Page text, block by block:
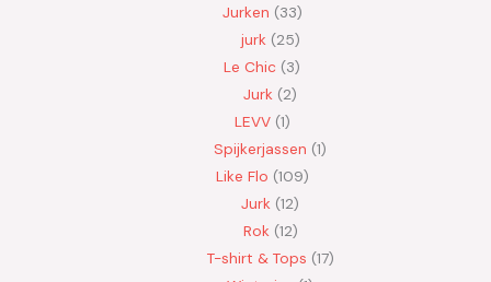
Jurken 33
jurk 25
Le Chic 3
Jurk 2
LEVV 1
Spijkerjassen 1
Like Flo 109
Jurk 12
Rok 12
T-shirt & Tops 17